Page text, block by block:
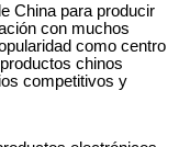
China para producir
con muchos
como centro
chinos
competitivos y